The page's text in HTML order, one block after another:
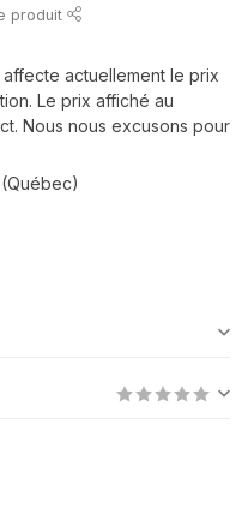
produit
affecte actuellement le prix
Le prix affiché au
Nous nous excusons pour